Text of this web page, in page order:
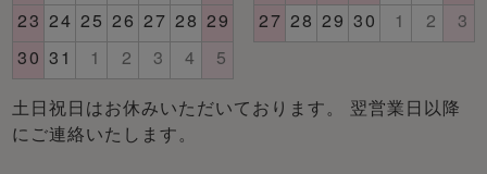
土日祝日はお休みいただいております。 翌営業日以降
にご連絡いたします。